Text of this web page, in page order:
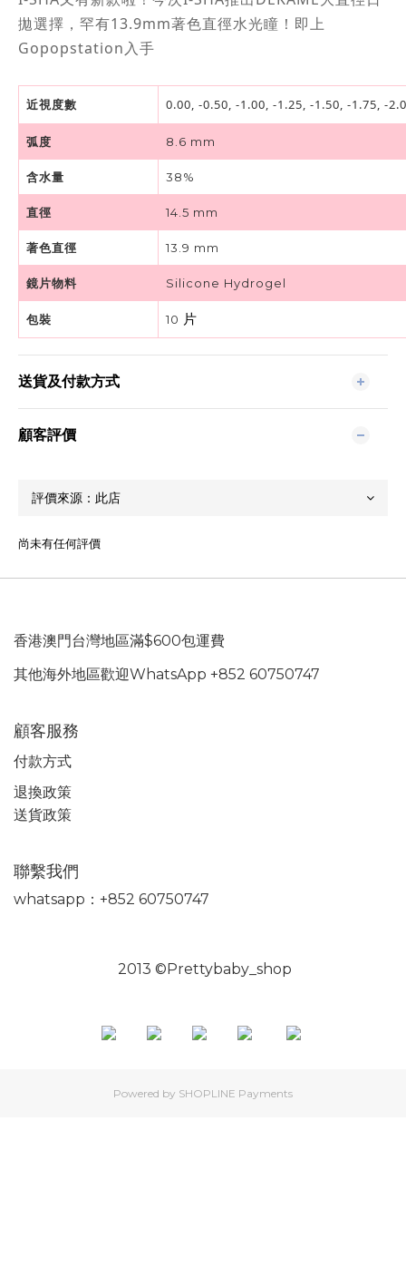
拋選擇，罕有13.9mm著色直徑水光瞳！即上
Gopopstation入手
近視度數 0.00, -0.50, -1.00, -1.25, -1.50, -1.75, -
弧度 8.6 mm
含水量 38%
直徑 14.5 mm
著色直徑 13.9 mm
鏡片物料 Silicone Hydrogel
包裝 10 片
送貨及付款方式
顧客評價
尚未有任何評價
香港澳門台灣地區滿$600包運費
其他海外地區歡迎WhatsApp +852 60750747
顧客服務
付款方式
退換政策
送貨政策
聯繫我們
whatsapp：+852 60750747
2013 ©Prettybaby_shop
Powered by SHOPLINE Payments